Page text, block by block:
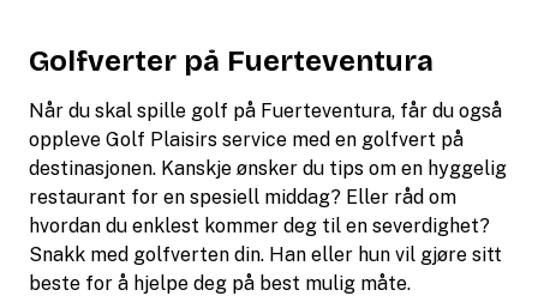
Golfverter på Fuerteventura
Når du skal spille golf på Fuerteventura, får du også
oppleve Golf Plaisirs service med en golfvert på
destinasjonen. Kanskje ønsker du tips om en hyggelig
restaurant for en spesiell middag? Eller råd om
hvordan du enklest kommer deg til en severdighet?
Snakk med golfverten din. Han eller hun vil gjøre sitt
beste for å hjelpe deg på best mulig måte.